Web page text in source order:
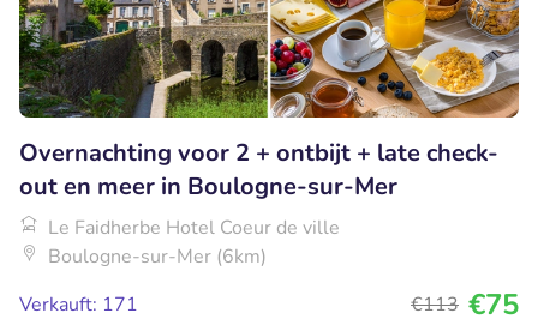
Overnachting voor 2 + ontbijt + late check-
out en meer in Boulogne-sur-Mer
Le Faidherbe Hotel Coeur de ville
Boulogne-sur-Mer (6km)
Verkauft: 171
€113 €75